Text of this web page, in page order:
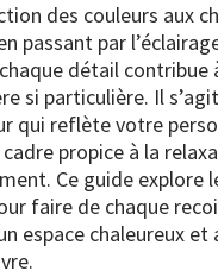
des couleurs aux
passant par
détail
si particulière. Il
qui reflète votre
propice à la
Ce guide explore
faire de chaque
espace chaleureux et